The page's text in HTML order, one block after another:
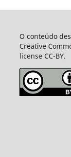
O conteúdo
Creative
license CC-BY.